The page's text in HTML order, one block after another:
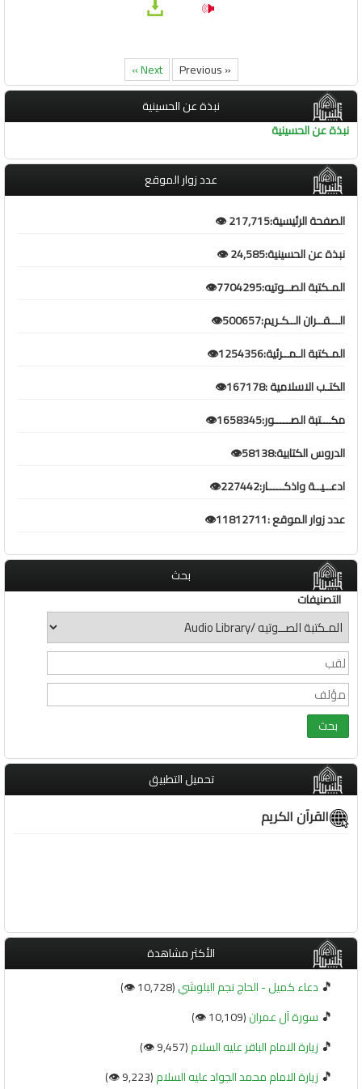
« Previous
Next »
نبذة عن الحسينية
نبذة عن الحسينية
عدد زوار الموقع
الصفحة الرئيسية:217,715 👁️
نبذة عن الحسينية:24,585 👁️
المـكتبة الصــوتيه:7704295👁️
الـــقــران الــكـريم:500657👁️
المـكتبة الـمــرئية:1254356👁️
الكتـب الاسلامية :167178👁️
مكـــتبة الصـــــور:1658345👁️
الدروس الكتابية:58138👁️
ادعــيــة واذكـــــار:227442👁️
عدد زوار الموقع :11812711👁️
بحث
التصنيفات
تحميل التطبيق
القرآن الكريم
الأكثر مشاهدة
🎵 دعاء كميل - الحاج نجم البلوشي(10,728 👁️)
🎵 سورة آل عمران(10,109 👁️)
🎵 زيارة الامام الباقر عليه السلام(9,457 👁️)
🎵 زيارة الامام محمد الجواد عليه السلام(9,223 👁️)